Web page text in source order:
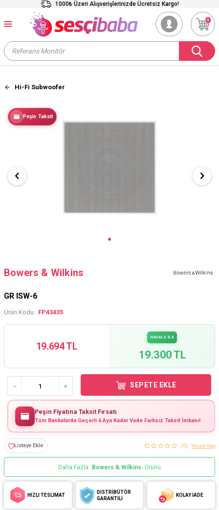
1000₺ Üzeri Alışverişlerinizde Ücretsiz Kargo!
0
Hi-Fi Subwoofer
Peşin Taksit
Bowers & Wilkins
GR ISW-6
Ürün Kodu : FP43435
19.694 TL
HAVALE İLE
19.300 TL
SEPETE EKLE
Peşin Fiyatına Taksit Fırsatı
Tüm Bankalarda Geçerli 6 Aya Kadar Vade Farksız Taksit İmkanı!
Listeye Ekle (0) Yorum Yap
Daha Fazla Bowers & Wilkins Ürünü
HIZLI TESLİMAT
DİSTRİBÜTÖR
GARANTİLİ
KOLAY İADE